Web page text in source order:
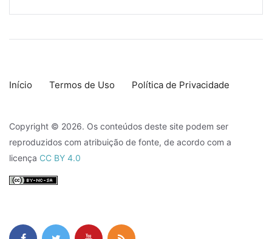
Início Termos de Uso Política de Privacidade
Copyright © 2026. Os conteúdos deste site podem ser
reproduzidos com atribuição de fonte, de acordo com a
licença CC BY 4.0